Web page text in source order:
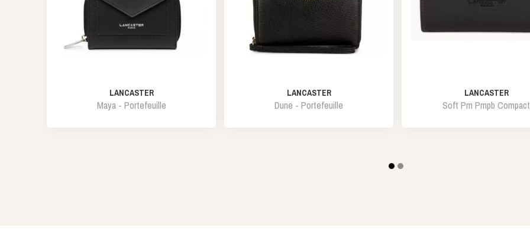
LANCASTER
Maya - Portefeuille
LANCASTER
Dune - Portefeuille
LANCASTER
Soft Pm Pmpb Compact